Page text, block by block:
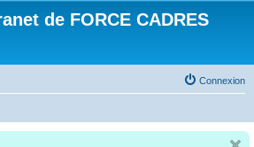
de FORCE CADRES
Connexion